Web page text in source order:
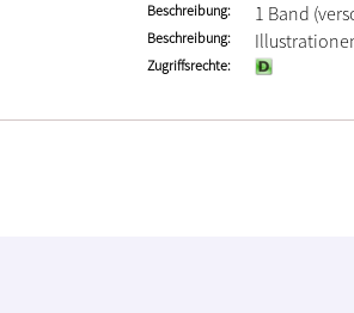
Beschreibung 1 Band
Beschreibung
Zugriffsrechte